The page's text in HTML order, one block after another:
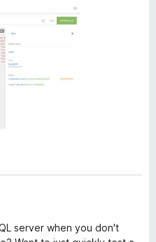
e
server when you don't